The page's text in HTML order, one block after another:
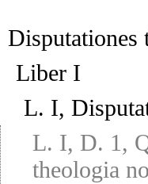
Disputationes
Liber I
L. I,
L. I, D. 1,
theologia